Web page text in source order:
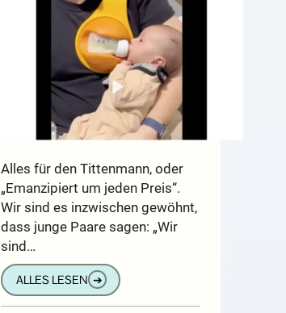
Alles für den Tittenmann, oder
„Emanzipiert um jeden Preis“.
Wir sind es inzwischen gewöhnt,
dass junge Paare sagen: „Wir
sind…
ALLES LESEN ➔